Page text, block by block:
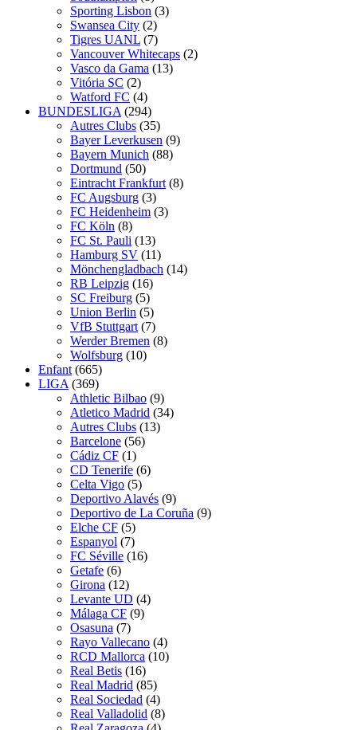
Sporting Lisbon (3)
Swansea City (2)
Tigres UANL (7)
Vancouver Whitecaps (2)
Vasco da Gama (13)
Vitória SC (2)
Watford FC (4)
BUNDESLIGA (294)
Autres Clubs (35)
Bayer Leverkusen (9)
Bayern Munich (88)
Dortmund (50)
Eintracht Frankfurt (8)
FC Augsburg (3)
FC Heidenheim (3)
FC Köln (8)
FC St. Pauli (13)
Hamburg SV (11)
Mönchengladbach (14)
RB Leipzig (16)
SC Freiburg (5)
Union Berlin (5)
VfB Stuttgart (7)
Werder Bremen (8)
Wolfsburg (10)
Enfant (665)
LIGA (369)
Athletic Bilbao (9)
Atletico Madrid (34)
Autres Clubs (13)
Barcelone (56)
Cádiz CF (1)
CD Tenerife (6)
Celta Vigo (5)
Deportivo Alavés (9)
Deportivo de La Coruña (9)
Elche CF (5)
Espanyol (7)
FC Séville (16)
Getafe (6)
Girona (12)
Levante UD (4)
Málaga CF (9)
Osasuna (7)
Rayo Vallecano (4)
RCD Mallorca (10)
Real Betis (16)
Real Madrid (85)
Real Sociedad (4)
Real Valladolid (8)